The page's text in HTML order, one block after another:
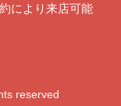
により来店可能
reserved